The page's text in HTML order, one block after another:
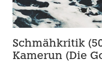
Schmähkritik
Kamerun (Die